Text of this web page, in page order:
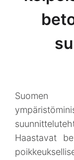
Suomen
Haastavat